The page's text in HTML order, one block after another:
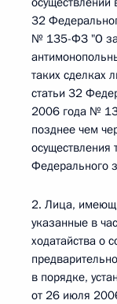
32
№ 135-ФЗ "О
таких сделках
статьи 32
2006 года №
позднее чем
осуществления
Федерального
2. Лица,
указанные в
ходатайства о
в порядке,
от 26 июля